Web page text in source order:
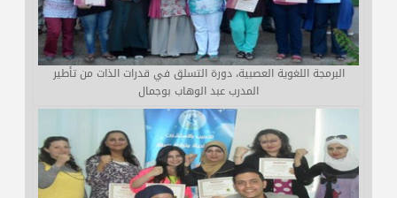
البرمجة اللغوية العصبية، دورة التسلق في قدرات الذات من تأطير
المدرب عبد الوهاب بوجمال